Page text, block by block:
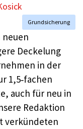
Grundsicherung
neuen
Deckelung
in der
1,5‑fachen
auch für neu in
Redaktion
verkündeten